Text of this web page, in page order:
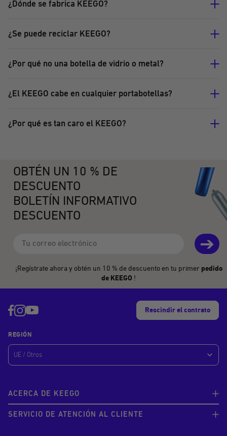
¿Dónde se fabrica KEEGO?
¿Se puede reciclar KEEGO?
¿Por qué no una botella de vidrio o metal?
¿El KEEGO cabe en cualquier portabotellas?
¿Por qué es tan caro el KEEGO?
OBTÉN UN 10 % DE
DESCUENTO
BOLETÍN INFORMATIVO
DESCUENTO
➔
¡Regístrate ahora y obtén un 10 % de descuento en tu primer pedido
de KEEGO !
ACERCA DE KEEGO
SERVICIO DE ATENCIÓN AL CLIENTE
Rescindir el contrato
REGIÓN